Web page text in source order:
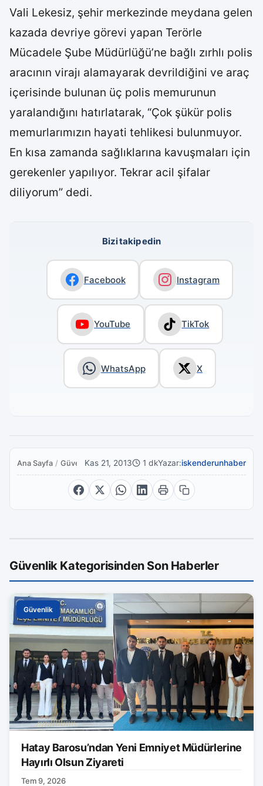
Vali Lekesiz, şehir merkezinde meydana gelen
kazada devriye görevi yapan Terörle
Mücadele Şube Müdürlüğü’ne bağlı zırhlı polis
aracının virajı alamayarak devrildiğini ve araç
içerisinde bulunan üç polis memurunun
yaralandığını hatırlatarak, “Çok şükür polis
memurlarımızın hayati tehlikesi bulunmuyor.
En kısa zamanda sağlıklarına kavuşmaları için
gerekenler yapılıyor. Tekrar acil şifalar
diliyorum” dedi.
Bizi takip edin
Facebook Instagram
YouTube TikTok
WhatsApp X
Ana Sayfa / GüvenlikKas 21, 2013 1 dkYazar:iskenderunhaber
Güvenlik Kategorisinden Son Haberler
Güvenlik
Hatay Barosu’ndan Yeni Emniyet Müdürlerine
Hayırlı Olsun Ziyareti
Tem 9, 2026